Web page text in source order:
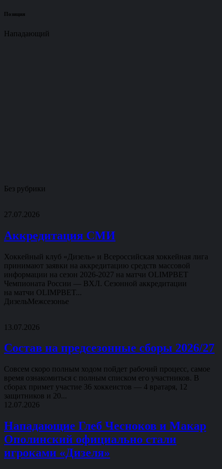
Позиция
Нападающий
Без рубрики
27.07.2026
Аккредитация СМИ
Хоккейный клуб «Дизель» и Всероссийская хоккейная лига
принимают заявки на аккредитацию средств массовой
информации на сезон 2026-2027 на матчи OLIMPBET
Чемпионата России — ВХЛ. Сезонной аккредитации
на матчи OLIMPBET...
ДизельМежсезонье
13.07.2026
Состав на предсезонные сборы 2026/27
Совсем скоро полным ходом пойдет рабочий процесс, самое
время ознакомиться с полным списком его участников. В
сборах примет участие 36 хоккеистов — 4 вратаря, 12
защитников и 20...
12.07.2026
Нападающие Глеб Чесноков и Макар
Ополинский официально стали
игроками «Дизеля»